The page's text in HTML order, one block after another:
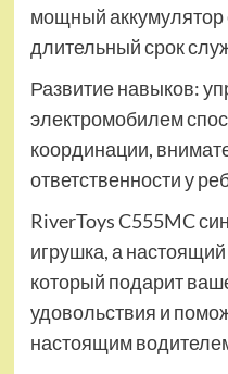
мощный аккумулятор
длительный срок
Развитие навыков:
электромобилем
координации,
ответственности у
RiverToys C555MC
игрушка, а
который подарит
удовольствия и
настоящим